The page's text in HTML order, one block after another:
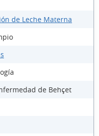
de Leche Materna
de Behçet